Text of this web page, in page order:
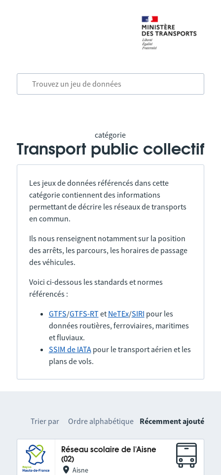
catégorie
Transport public collectif
Les jeux de données référencés dans cette
catégorie contiennent des informations
permettant de décrire les réseaux de transports
en commun.
Ils nous renseignent notamment sur la position
des arrêts, les parcours, les horaires de passage
des véhicules.
Voici ci-dessous les standards et normes
référencés :
GTFS/GTFS-RTet NeTEx/SIRI pour les
données routières, ferroviaires, maritimes
et fluviaux.
SSIM de IATApour le transport aérien et les
plans de vols.
Trier par Ordre alphabétique Récemment ajouté
Réseau scolaire de l'Aisne
(02)
Aisne